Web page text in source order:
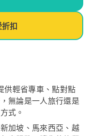
扣
輕省專車、點對點
無論是一人旅行還是
式。
加坡、馬來西亞、越